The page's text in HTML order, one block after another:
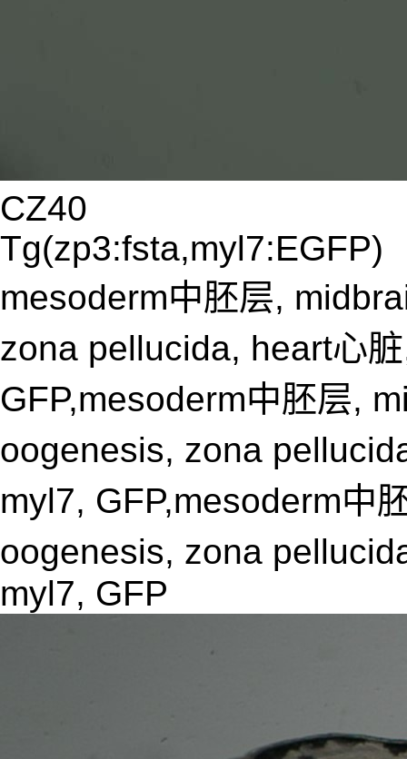
CZ40
Tg(zp3:fsta,myl7:EGFP)
mesoderm中胚层,
zona pellucida, heart心
GFP,mesoderm中胚层,
oogenesis, zona
myl7, GFP,mesoderm中
oogenesis, zona
myl7, GFP